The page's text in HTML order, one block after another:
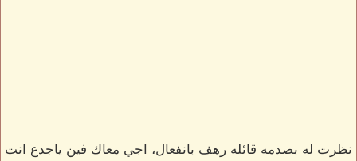
نظرت له بصدمه قائله رهف بانفعال، اجي معاك فين ياجدع انت